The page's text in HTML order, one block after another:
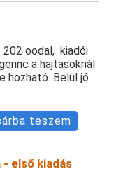
202 oodal, kiadói
a hajtásoknál
hozható. Belül jó
teszem
első kiadás